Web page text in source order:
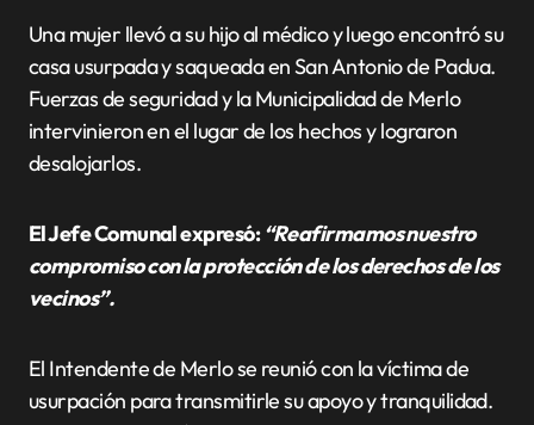
Una mujer llevó a su hijo al médico y luego encontró su
casa usurpada y saqueada en San Antonio de Padua.
Fuerzas de seguridad y la Municipalidad de Merlo
intervinieron en el lugar de los hechos y lograron
desalojarlos.
El Jefe Comunal expresó:“Reafirmamos nuestro
compromiso con la protección de los derechos de los
vecinos”.
El Intendente de Merlo se reunió con la víctima de
usurpación para transmitirle su apoyo y tranquilidad.